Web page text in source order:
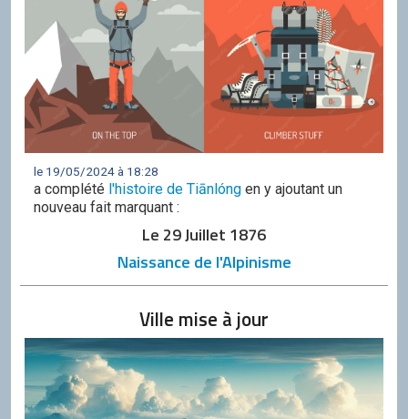
le 19/05/2024 à 18:28
a complété l'histoire de Tiānlóng en y ajoutant un
nouveau fait marquant :
Le 29 Juillet 1876
Naissance de l'Alpinisme
Ville mise à jour